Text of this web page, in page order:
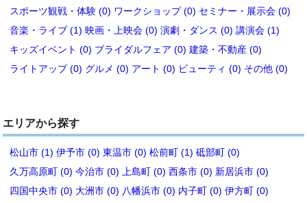
スポーツ観戦・体験 (0) ワークショップ (0) セミナー・展示会 (0)
音楽・ライブ (1) 映画・上映会 (0) 演劇・ダンス (0) 講演会 (1)
キッズイベント (0) ブライダルフェア (0) 建築・不動産 (0)
ライトアップ (0) グルメ (0) アート (0) ビューティ (0) その他 (0)
エリアから探す
松山市 (1) 伊予市 (0) 東温市 (0) 松前町 (1) 砥部町 (0)
久万高原町 (0) 今治市 (0) 上島町 (0) 西条市 (0) 新居浜市 (0)
四国中央市 (0) 大洲市 (0) 八幡浜市 (0) 内子町 (0) 伊方町 (0)